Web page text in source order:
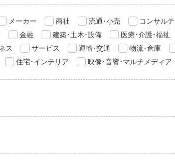
メーカー 商社 流通･小売
コンサル
金融 建築･土木･設備
医療･介護･福祉
ス サービス 運輸･交通
物流･倉庫
住宅･インテリア 映像･音響･マルチメディア